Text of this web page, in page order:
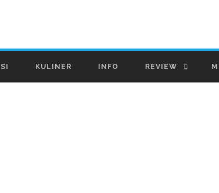
KULINER INFO REVIEW